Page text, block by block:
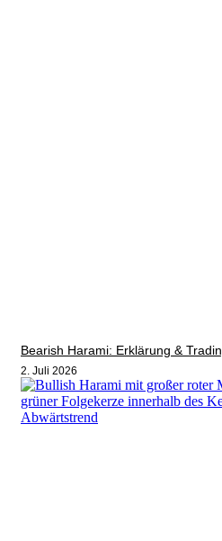
Bearish Harami: Erklärung &
2. Juli 2026